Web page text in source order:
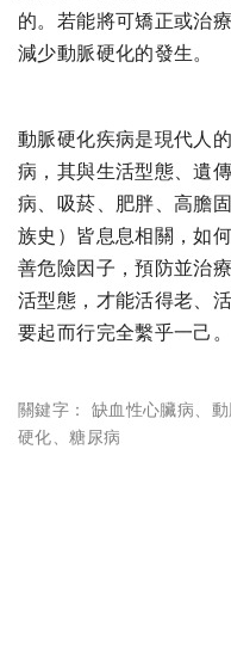
的。若能將可矯正或治
減少動脈硬化的發生。
動脈硬化疾病是現代人
病，其與生活型態、遺
病、吸菸、肥胖、高膽
族史）皆息息相關，如
善危險因子，預防並治
活型態，才能活得老、
要起而行完全繫乎一己。
關鍵字： 缺血性心臟病
硬化 、糖尿病